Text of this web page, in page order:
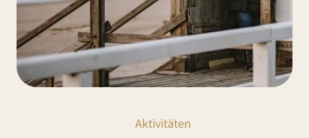
Aktivitäten